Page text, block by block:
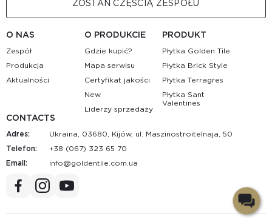
ZOSTAŃ CZĘŚCIĄ ZESPOŁU
O NAS
Zespół
Produkcja
Aktualności
O PRODUKCIE
Gdzie kupić?
Mapa serwisu
Certyfikat jakości
New
Liderzy sprzedaży
PRODUKT
Płytka Golden Tile
Płytka Brick Style
Płytka Terragres
Płytka Sant
Valentines
CONTACTS
Adres:
Ukraina, 03680, Kijów, ul. Maszinostroitelnaja, 50
Telefon:
+38 (067) 323 65 70
Email:
au.moc.elitnedlog@ofni